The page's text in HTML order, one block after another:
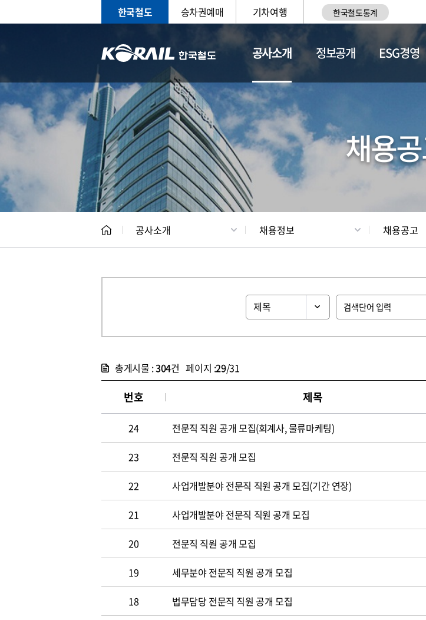
한국철도 승차권예매 기차여행 한국철도통계
공사소개
CEO 일반현황
정보공개 ESG경영
채용
공사소개 채용정보 채용공고
총게시물 :304건 페이지 :29/31
번호 제목
24 전문직 직원 공개 모집(회계사, 물류마케팅)
23 전문직 직원 공개 모집
22 사업개발분야 전문직 직원 공개 모집(기간 연장)
21 사업개발분야 전문직 직원 공개 모집
20 전문직 직원 공개 모집
19 세무분야 전문직 직원 공개 모집
18 법무담당 전문직 직원 공개 모집